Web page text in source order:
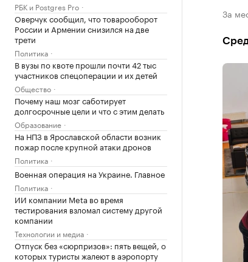
РБК и Postgres Pro
Оверчук сообщил, что товарооборот
России и Армении снизился на две
трети
Политика
В вузы по квоте прошли почти 42 тыс
участников спецоперации и их детей
Общество
Почему наш мозг саботирует
долгосрочные цели и что с этим делать
Образование
На НПЗ в Ярославской области возник
пожар после крупной атаки дронов
Политика
Военная операция на Украине. Главное
Политика
ИИ компании Meta во время
тестирования взломал систему другой
компании
Технологии и медиа
Отпуск без «сюрпризов»: пять вещей, о
которых туристы жалеют в аэропорту
За